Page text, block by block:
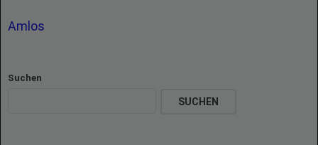
Amlos
Suchen
SUCHEN